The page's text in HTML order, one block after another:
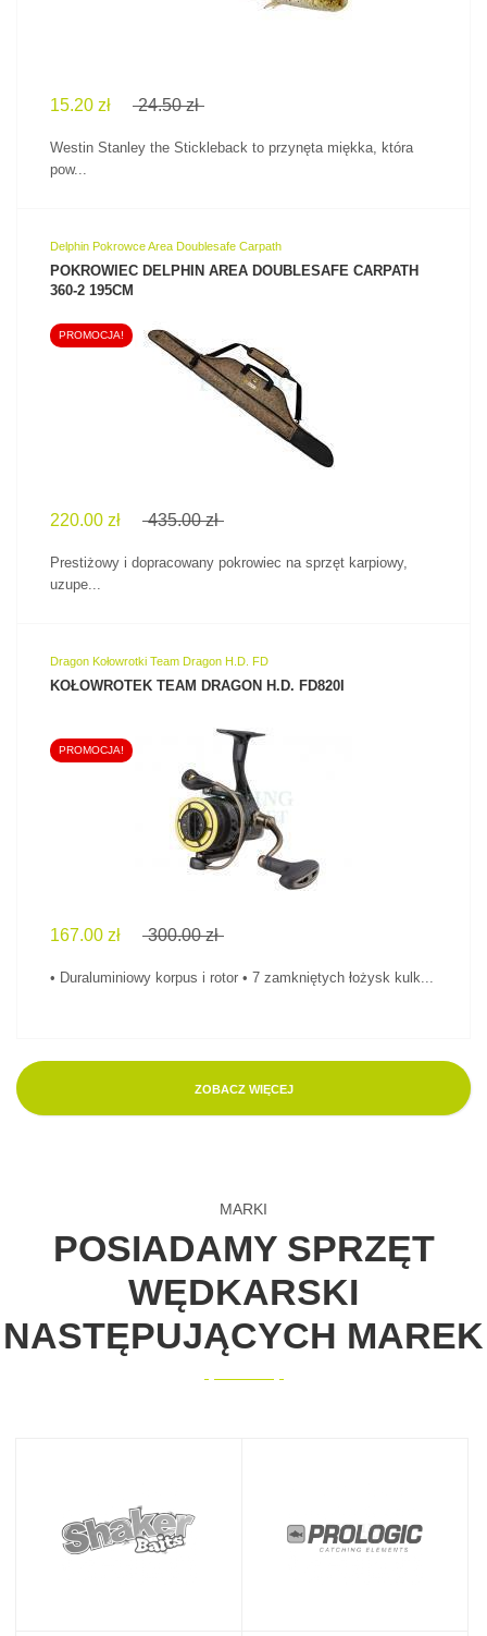
15.20 zł 24.50 zł
Westin Stanley the Stickleback to przynęta miękka, która
pow...
Delphin Pokrowce Area Doublesafe Carpath
POKROWIEC DELPHIN AREA DOUBLESAFE CARPATH
360-2 195CM
ZOBACZ PRODUKT
PROMOCJA!
220.00 zł 435.00 zł
Prestiżowy i dopracowany pokrowiec na sprzęt karpiowy,
uzupe...
Dragon Kołowrotki Team Dragon H.D. FD
KOŁOWROTEK TEAM DRAGON H.D. FD820I
ZOBACZ PRODUKT
PROMOCJA!
167.00 zł 300.00 zł
• Duraluminiowy korpus i rotor • 7 zamkniętych łożysk kulk...
ZOBACZ WIĘCEJ
MARKI
POSIADAMY SPRZĘT
WĘDKARSKI
NASTĘPUJĄCYCH MAREK